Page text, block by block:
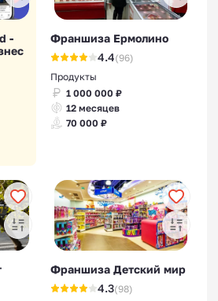
-
Франшиза Ермолино
4.4(96)
Продукты
1 000 000 ₽
12 месяцев
70 000 ₽
Франшиза Детский мир
4.3(98)